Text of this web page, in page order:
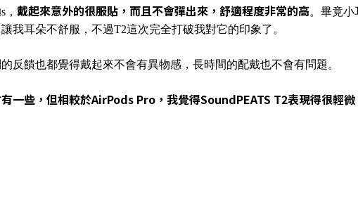
戴起來意外的很服貼，而且不會彈出來，舒適程度非常的高。畢竟
我耳朵不舒服，不過T2這次完全打破我對它的印象了。
反饋也都覺得戴起來不會有異物感，長時間的配戴也不會有問題。
一些，但相較於AirPods Pro，我覺得SoundPEATS T2表現得很輕微